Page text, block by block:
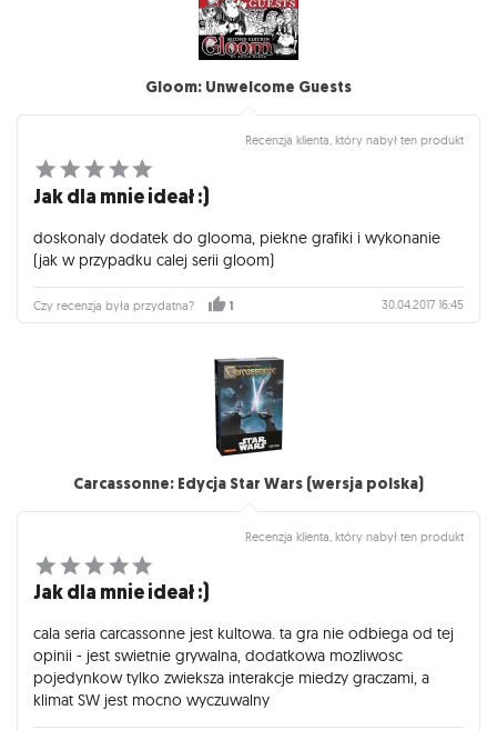
Gloom: Unwelcome Guests
Recenzja klienta, który nabył ten produkt
Jak dla mnie ideał :)
doskonaly dodatek do glooma, piekne grafiki i wykonanie
(jak w przypadku calej serii gloom)
Czy recenzja była przydatna? 1 30.04.2017 16:45
Carcassonne: Edycja Star Wars (wersja polska)
Recenzja klienta, który nabył ten produkt
Jak dla mnie ideał :)
cala seria carcassonne jest kultowa. ta gra nie odbiega od tej
opinii - jest swietnie grywalna, dodatkowa mozliwosc
pojedynkow tylko zwieksza interakcje miedzy graczami, a
klimat SW jest mocno wyczuwalny